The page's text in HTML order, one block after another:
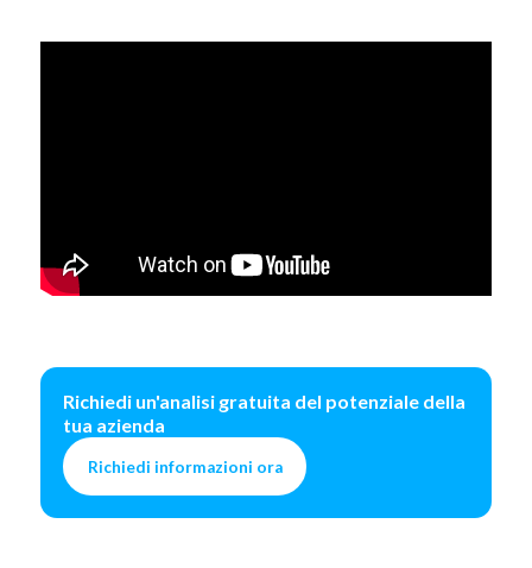
Richiedi un'analisi gratuita del potenziale della
tua azienda
Richiedi informazioni ora